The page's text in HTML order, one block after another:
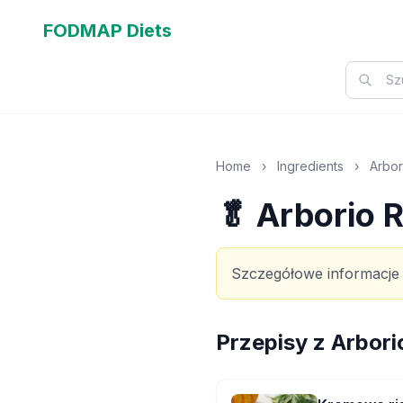
FODMAP Diets
Home › Ingredients ›
🥬 Arborio
Szczegółowe
Przepisy z